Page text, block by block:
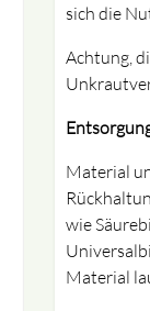
sich die
Achtung,
Material
wie
Material